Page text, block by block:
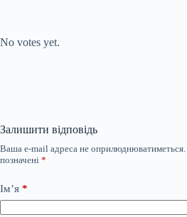
No votes yet.
Залишити відповідь
Ваша e-mail адреса не оприлюднюватиметься.
позначені *
Ім’я *